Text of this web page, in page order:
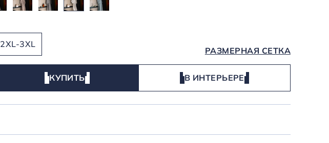
2XL-3XL
РАЗМЕРНАЯ СЕТКА
КУПИТЬ В ИНТЕРЬЕРЕ